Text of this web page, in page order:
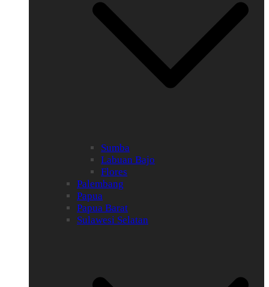
Sumba
Labuan Bajo
Flores
Palembang
Papua
Papua Barat
Sulawesi Selatan